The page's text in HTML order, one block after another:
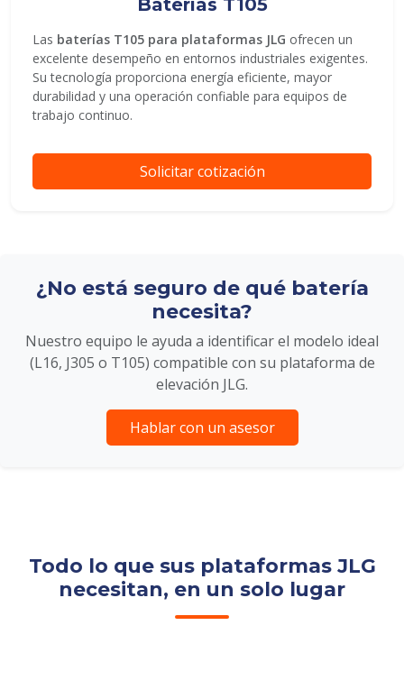
Las baterías T105 para plataformas JLG ofrecen un
excelente desempeño en entornos industriales exigentes.
Su tecnología proporciona energía eficiente, mayor
durabilidad y una operación confiable para equipos de
trabajo continuo.
Solicitar cotización
¿No está seguro de qué batería
necesita?
Nuestro equipo le ayuda a identificar el modelo ideal
(L16, J305 o T105) compatible con su plataforma de
elevación JLG.
Hablar con un asesor
Todo lo que sus plataformas JLG
necesitan, en un solo lugar